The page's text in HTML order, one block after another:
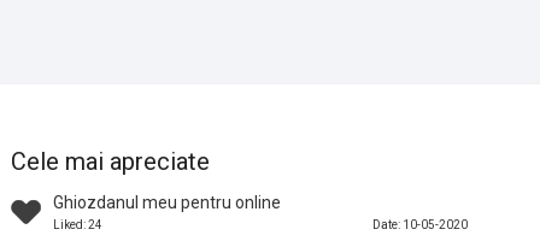
Cele mai apreciate
Ghiozdanul meu pentru online
Liked: 24 Date: 10-05-2020